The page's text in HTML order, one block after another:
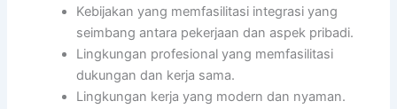
Kebijakan yang memfasilitasi integrasi yang
seimbang antara pekerjaan dan aspek pribadi.
Lingkungan profesional yang memfasilitasi
dukungan dan kerja sama.
Lingkungan kerja yang modern dan nyaman.